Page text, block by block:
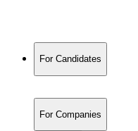
For Candidates
For Companies